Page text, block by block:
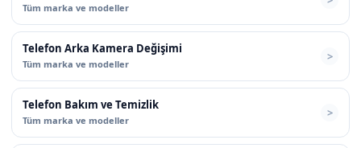
Tüm marka ve modeller
Telefon Arka Kamera Değişimi
Tüm marka ve modeller
Telefon Bakım ve Temizlik
Tüm marka ve modeller